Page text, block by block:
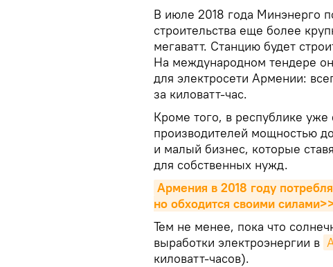
В июле 2018 года Минэнерго
строительства еще более
мегаватт. Станцию будет
На международном тендере
для электросети Армении:
за киловатт-час.
Кроме того, в республике уже
производителей мощностью
и малый бизнес, которые
для собственных нужд.
Армения в 2018 году
но обходится своими
Тем не менее, пока что
выработки электроэнергии в
киловатт-часов).